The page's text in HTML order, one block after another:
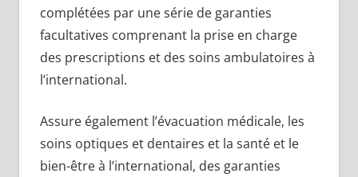
complétées par une série de garanties
facultatives comprenant la prise en charge
des prescriptions et des soins ambulatoires à
l’international.
Assure également l’évacuation médicale, les
soins optiques et dentaires et la santé et le
bien-être à l’international, des garanties